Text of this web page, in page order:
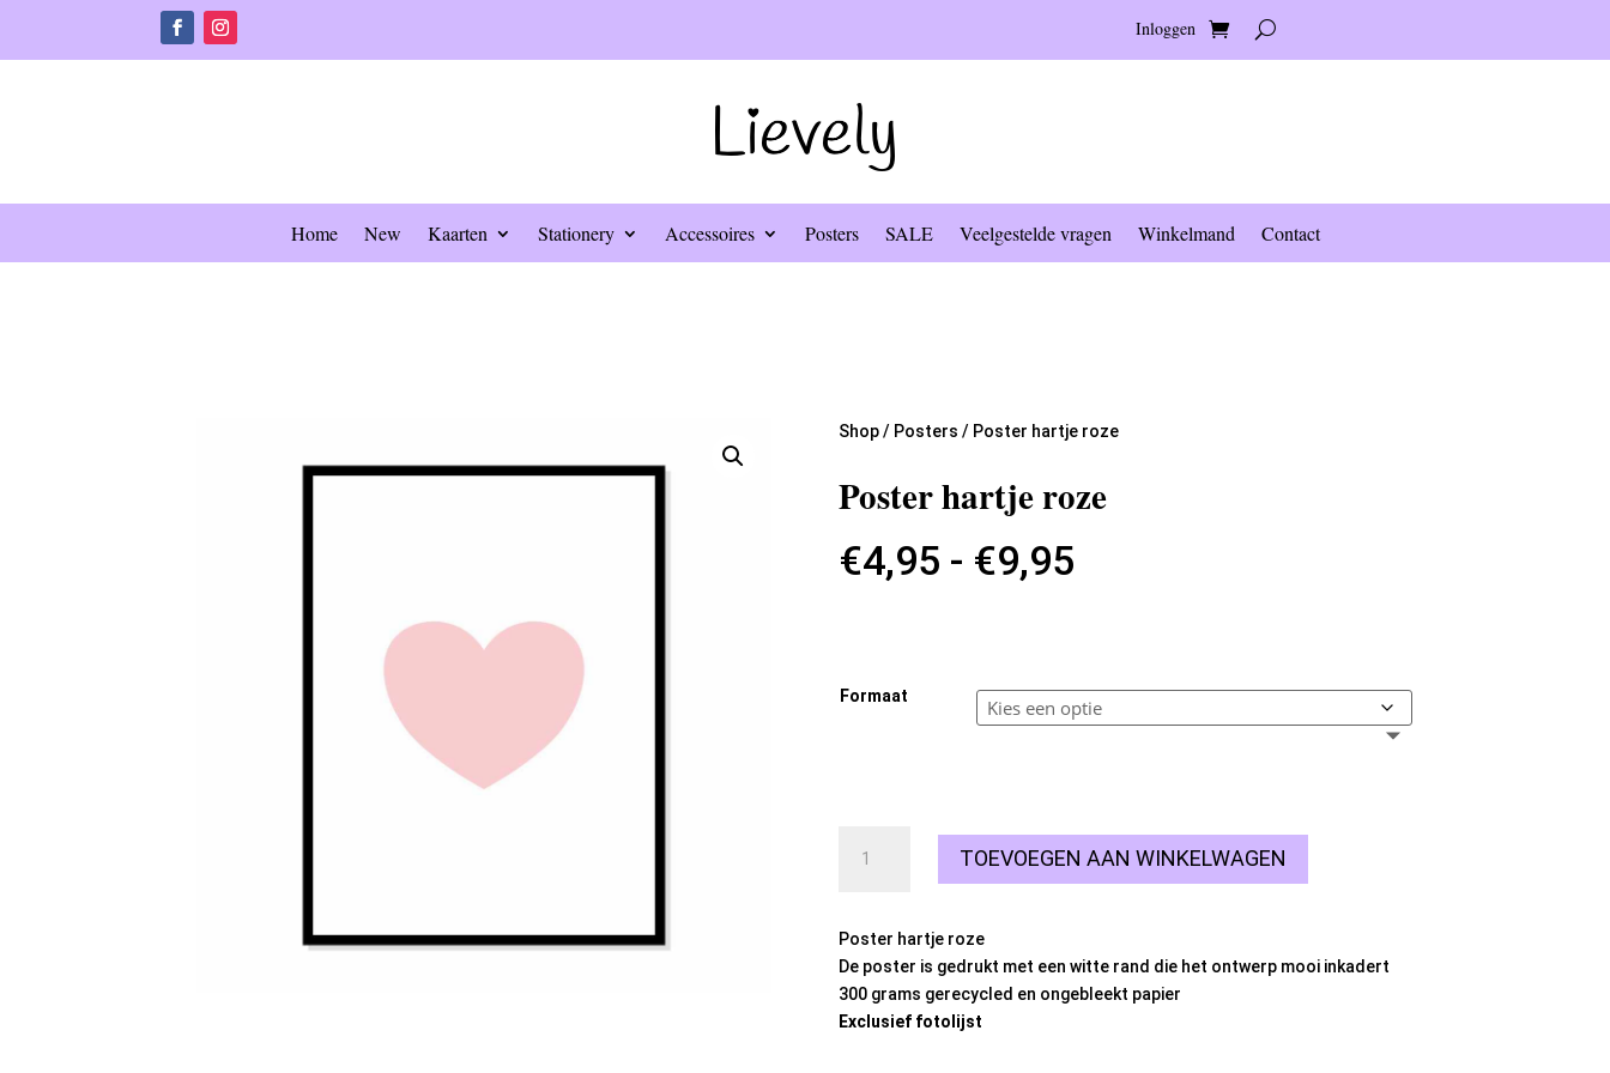
Inloggen
Home New Kaarten Stationery Accessoires Posters SALE Veelgestelde vragen Winkelmand Contact
Shop/ Posters / Poster hartje roze
Poster hartje roze
€4,95 - €9,95Prijsklasse:
€4,95
Formaat
hartje
TOEVOEGEN AAN WINKELWAGEN
Poster hartje roze
De poster is gedrukt met een witte rand die het ontwerp mooi inkadert
300 grams gerecycled en ongebleekt papier
Exclusief fotolijst